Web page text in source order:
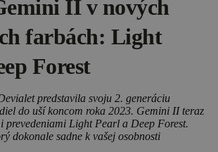
II v nových
farbách: Light
Forest
predstavila svoju 2. generáciu
do uší koncom roka 2023. Gemini II teraz
prevedeniami Light Pearl a Deep Forest.
dokonale sadne k vašej osobnosti